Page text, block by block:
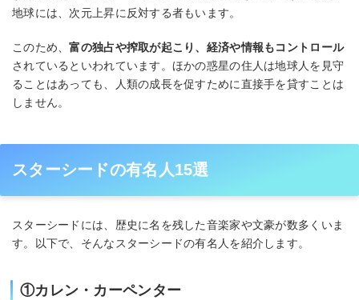
地球には、次元上昇に反対する者もいます。
このため、富の独占や搾取が起こり、経済や情報もコントロール
されているといわれています。ほかの惑星の住人は地球人を見守
ることはあっても、人類の成長を促すために直接手を貸すことは
しません。
スターシードの有名人15選
スターシードには、歴史に名を残した音楽家や文豪が数多くいま
す。以下で、そんなスターシードの有名人を紹介します。
①カレン・カーペンター